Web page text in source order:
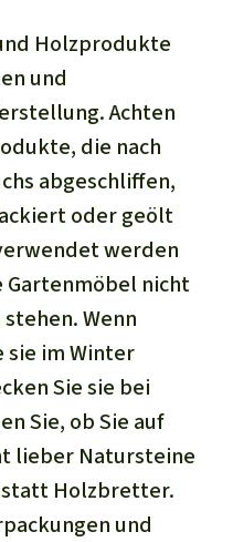
Holzprodukte
und
Achten
die nach
abgeschliffen,
oder geölt
werden
Gartenmöbel nicht
Wenn
sie im Winter
Sie sie bei
Sie, ob Sie auf
lieber Natursteine
Holzbretter.
und